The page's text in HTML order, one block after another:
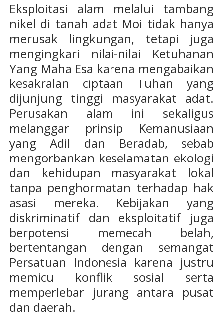
Eksploitasi alam melalui tambang
nikel di tanah adat Moi tidak hanya
merusak lingkungan, tetapi juga
mengingkari nilai-nilai Ketuhanan
Yang Maha Esa karena mengabaikan
kesakralan ciptaan Tuhan yang
dijunjung tinggi masyarakat adat.
Perusakan alam ini sekaligus
melanggar prinsip Kemanusiaan
yang Adil dan Beradab, sebab
mengorbankan keselamatan ekologi
dan kehidupan masyarakat lokal
tanpa penghormatan terhadap hak
asasi mereka. Kebijakan yang
diskriminatif dan eksploitatif juga
berpotensi memecah belah,
bertentangan dengan semangat
Persatuan Indonesia karena justru
memicu konflik sosial serta
memperlebar jurang antara pusat
dan daerah.